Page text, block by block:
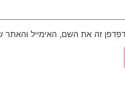
זה את השם, האימייל והאתר